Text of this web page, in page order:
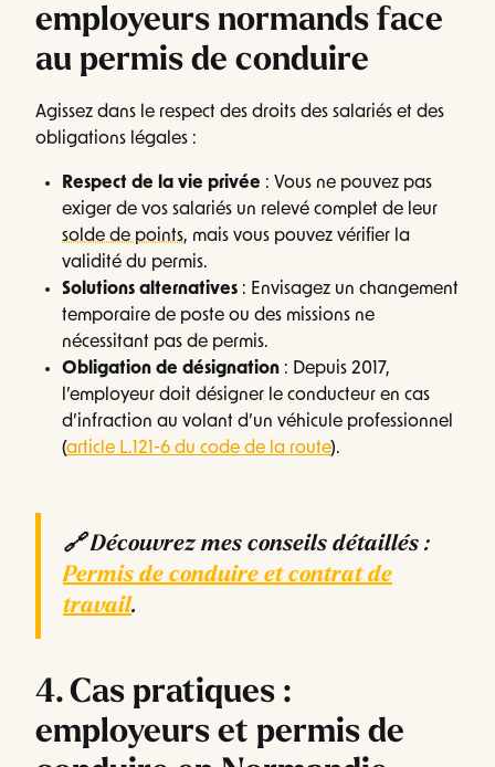
employeurs normands face
au permis de conduire
Agissez dans le respect des droits des salariés et des
obligations légales :
Respect de la vie privée : Vous ne pouvez pas
exiger de vos salariés un relevé complet de leur
solde de points, mais vous pouvez vérifier la
validité du permis.
Solutions alternatives : Envisagez un changement
temporaire de poste ou des missions ne
nécessitant pas de permis.
Obligation de désignation : Depuis 2017,
l’employeur doit désigner le conducteur en cas
d’infraction au volant d’un véhicule professionnel
(article L.121-6 du code de la route).
🔗Découvrez mes conseils détaillés :
Permis de conduire et contrat de
travail.
4. Cas pratiques :
employeurs et permis de